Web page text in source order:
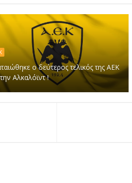
ο δεύτερος τελικός της ΑΕΚ
Αλκαλόϊντ !